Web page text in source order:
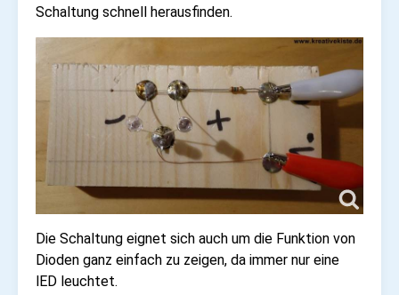
Schaltung schnell herausfinden.
Die Schaltung eignet sich auch um die Funktion von
Dioden ganz einfach zu zeigen, da immer nur eine
lED leuchtet.